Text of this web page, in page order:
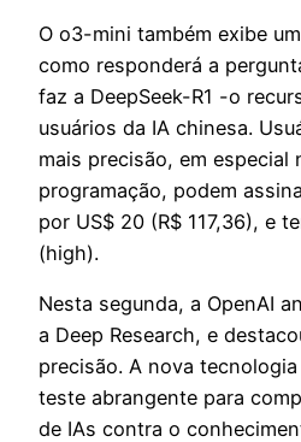
O o3-mini também exibe
como responderá a
faz a DeepSeek-R1 -o
usuários da IA chinesa.
mais precisão, em especial
programação, podem
por US$ 20 (R$ 117,36), e
(high).
Nesta segunda, a OpenAI
a Deep Research, e
precisão. A nova
teste abrangente para
de IAs contra o